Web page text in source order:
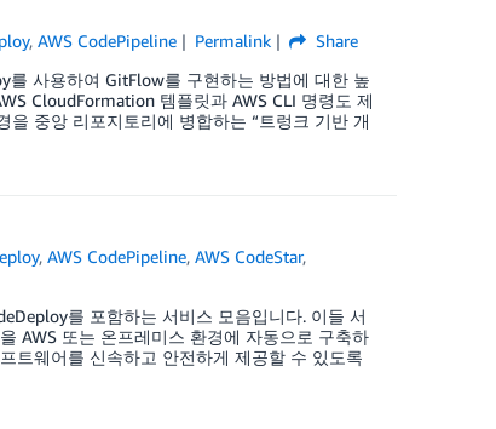
,AWS CodePipeline Permalink
Share
를 사용하여 GitFlow를 구현하는 방법에 대한 높
CloudFormation 템플릿과 AWS CLI 명령도 제
중앙 리포지토리에 병합하는 “트렁크 기반 개
,AWS CodePipeline,AWS CodeStar,
를 포함하는 서비스 모음입니다. 이들 서
AWS 또는 온프레미스 환경에 자동으로 구축하
트웨어를 신속하고 안전하게 제공할 수 있도록